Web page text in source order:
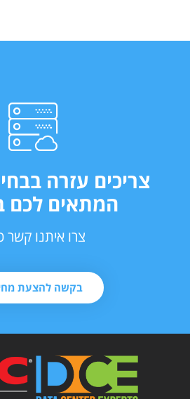
צריכים עזרה
המתאים לכם
צרו איתנו קשר
בקשה להצעת